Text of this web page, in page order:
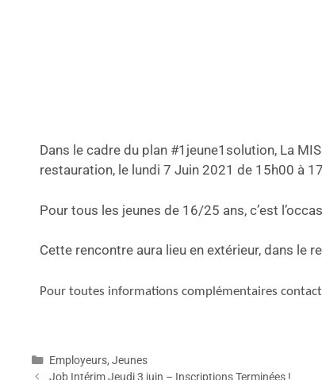
Dans le cadre du plan #1jeune1solution, La
restauration, le lundi 7 Juin 2021 de 15h00 à
Pour tous les jeunes de 16/25 ans, c’est
Cette rencontre aura lieu en extérieur, dans le
Pour toutes informations complémentaires
Employeurs, Jeunes